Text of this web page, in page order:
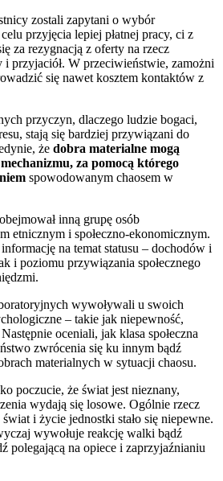
zostali zapytani o wybór
przyjęcia lepiej płatnej pracy, ci z
za rezygnacją z oferty na rzecz
przyjaciół. W przeciwieństwie, zamożni
się nawet kosztem kontaktów z
przyczyn, dlaczego ludzie bogaci,
stają się bardziej przywiązani do
że dobra materialne mogą
za pomocą którego
spowodowanym chaosem w
inną grupę osób
etnicznym i społeczno-ekonomicznym.
na temat statusu – dochodów i
i poziomu przywiązania społecznego
wywoływali u swoich
– takie jak niepewność,
oceniali, jak klasa społeczna
zwrócenia się ku innym bądź
materialnych w sytuacji chaosu.
poczucie, że świat jest nieznany,
wydają się losowe. Ogólnie rzecz
i życie jednostki stało się niepewne.
wywołuje reakcję walki bądź
polegającą na opiece i zaprzyjaźnianiu